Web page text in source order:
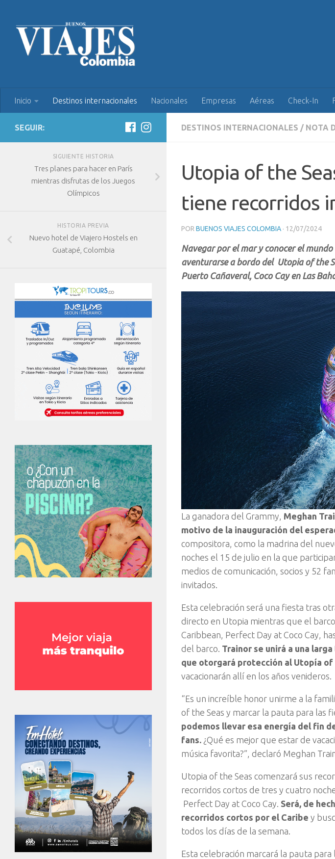
Inicio Destinos internacionales Nacionales Empresas Aéreas Check-In
DESTINOS INTERNACIONALES / NOTA
Utopia of the
tiene recorridos
POR BUENOS VIAJES COLOMBIA · 12/07/2024
Navegar por el mar y conocer el mundo
aventurarse a bordo del Utopia of the
Puerto Cañaveral, Coco Cay en Las
La ganadora del Grammy, Meghan
motivo de la inauguración del
compositora, como la madrina del
noches el 15 de julio en la que
medios de comunicación, socios y 52
invitados.
Esta celebración será una fiesta tras
directo en Utopia mientras que el
Caribbean, Perfect Day at Coco Cay,
del barco. Trainor se unirá a una
que otorgará protección al Utopía of
vacacionarán allí en los años venideros.
“Es un increíble honor unirme a la
of the Seas y marcar la pauta para las
podemos llevar esa energía del fin
fans. ¿Qué es mejor que estar de
música favorita?”, declaró Meghan
Utopia of the Seas comenzará sus
recorridos cortos de tres y cuatro
Perfect Day at Coco Cay. Será, de
recorridos cortos por el Caribe y
todos los días de la semana.
Esta celebración marcará la pauta
SEGUIR:
SIGUIENTE HISTORIA
Tres planes para hacer en París
mientras disfrutas de los Juegos
Olímpicos
HISTORIA PREVIA
Nuevo hotel de Viajero Hostels en
Guatapé, Colombia